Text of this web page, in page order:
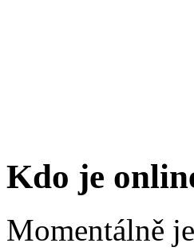
Kdo je
Momentálně